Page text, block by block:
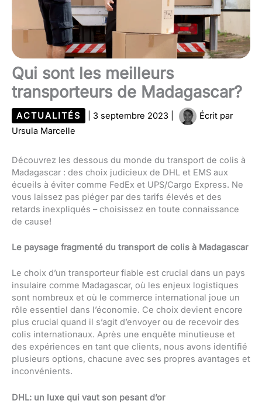
Qui sont les meilleurs
transporteurs de Madagascar?
ACTUALITÉS 3 septembre 2023
Écrit par
Ursula Marcelle
Découvrez les dessous du monde du transport de colis à
Madagascar : des choix judicieux de DHL et EMS aux
écueils à éviter comme FedEx et UPS/Cargo Express. Ne
vous laissez pas piéger par des tarifs élevés et des
retards inexpliqués – choisissez en toute connaissance
de cause!
Le paysage fragmenté du transport de colis à Madagascar
Le choix d’un transporteur fiable est crucial dans un pays
insulaire comme Madagascar, où les enjeux logistiques
sont nombreux et où le commerce international joue un
rôle essentiel dans l’économie. Ce choix devient encore
plus crucial quand il s’agit d’envoyer ou de recevoir des
colis internationaux. Après une enquête minutieuse et
des expériences en tant que clients, nous avons identifié
plusieurs options, chacune avec ses propres avantages et
inconvénients.
DHL: un luxe qui vaut son pesant d’or